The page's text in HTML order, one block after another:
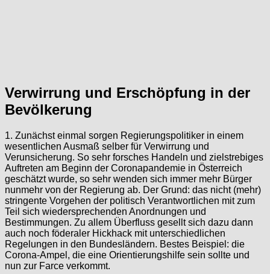
Verwirrung und Erschöpfung in der
Bevölkerung
1. Zunächst einmal sorgen Regierungspolitiker in einem
wesentlichen Ausmaß selber für Verwirrung und
Verunsicherung. So sehr forsches Handeln und zielstrebiges
Auftreten am Beginn der Coronapandemie in Österreich
geschätzt wurde, so sehr wenden sich immer mehr Bürger
nunmehr von der Regierung ab. Der Grund: das nicht (mehr)
stringente Vorgehen der politisch Verantwortlichen mit zum
Teil sich wiedersprechenden Anordnungen und
Bestimmungen. Zu allem Überfluss gesellt sich dazu dann
auch noch föderaler Hickhack mit unterschiedlichen
Regelungen in den Bundesländern. Bestes Beispiel: die
Corona-Ampel, die eine Orientierungshilfe sein sollte und
nun zur Farce verkommt.